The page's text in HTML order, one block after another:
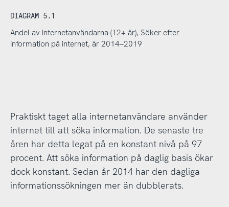
DIAGRAM 5.1
Andel av internetanvändarna (12+ år), Söker efter
information på internet, år 2014–2019
Praktiskt taget alla internetanvändare använder
internet till att söka information. De senaste tre
åren har detta legat på en konstant nivå på 97
procent. Att söka information på daglig basis ökar
dock konstant. Sedan år 2014 har den dagliga
informationssökningen mer än dubblerats.